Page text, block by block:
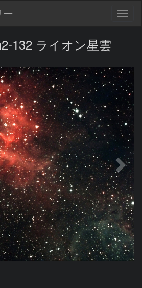
132 ライオン星雲